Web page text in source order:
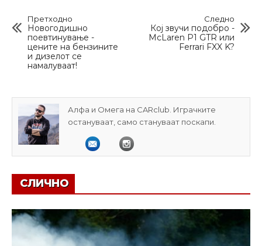
Претходно
Новогодишно
поевтинување -
цените на бензините
и дизелот се
намалуваат!
Следно
Кој звучи подобро -
McLaren P1 GTR или
Ferrari FXX K?
Алфа и Омега на CARclub. Играчките
остануваат, само стануваат поскапи.
СЛИЧНО